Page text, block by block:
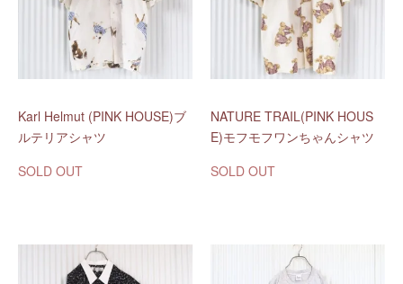
Karl Helmut (PINK HOUSE)ブ
ルテリアシャツ
SOLD OUT
NATURE TRAIL(PINK HOUS
E)モフモフワンちゃんシャツ
SOLD OUT